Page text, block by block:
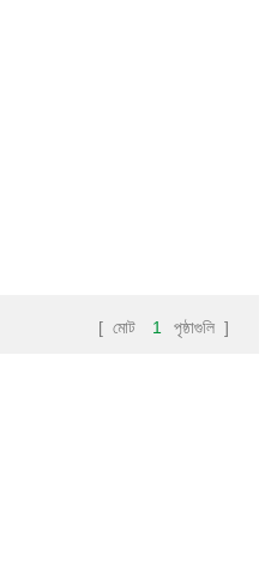
[ মোট 1 পৃষ্ঠাগুলি ]